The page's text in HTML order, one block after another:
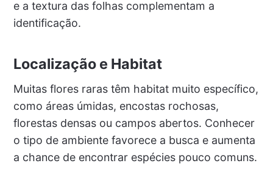
e a textura das folhas complementam a
identificação.
Localização e Habitat
Muitas flores raras têm habitat muito específico,
como áreas úmidas, encostas rochosas,
florestas densas ou campos abertos. Conhecer
o tipo de ambiente favorece a busca e aumenta
a chance de encontrar espécies pouco comuns.